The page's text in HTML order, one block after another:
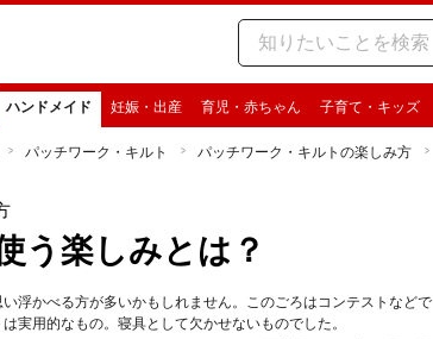
ハンドメイド 妊娠・出産 育児・赤ちゃん 子育て・キッズ
パッチワーク・キルト パッチワーク・キルトの楽しみ方
う楽しみとは？
浮かべる方が多いかもしれません。このごろはコンテストなどで
実用的なもの。寝具として欠かせないものでした。